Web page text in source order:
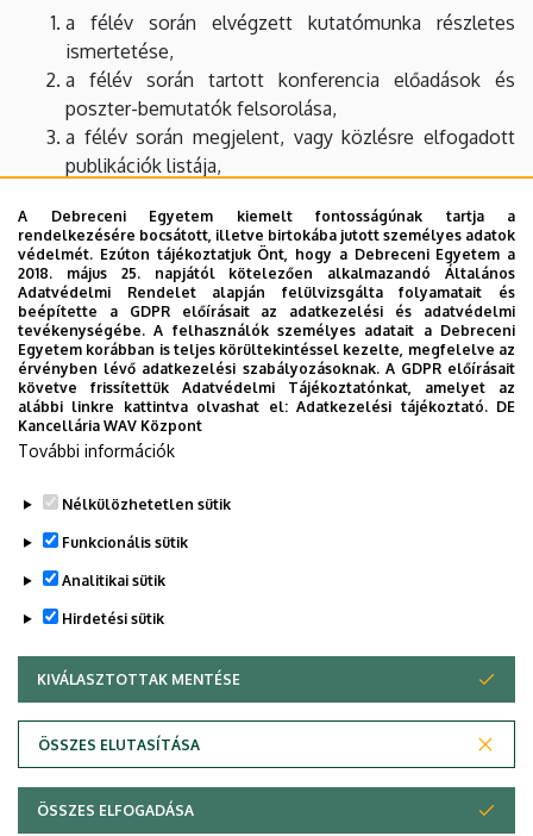
a félév során elvégzett kutatómunka részletes
ismertetése,
a félév során tartott konferencia előadások és
poszter-bemutatók felsorolása,
a félév során megjelent, vagy közlésre elfogadott
publikációk listája,
ismertetése.
A beszámolóra vonatkozó formai követelmények:
A beszámolókat elektronikusan pdf fájlban kell benyújtani
a (PhD hallgató féléves értékelése) formanyomtatvány
alapján. A beszámolókat a hallgatónak alá kell írniuk, tehát
a pdf fájlnak tartalmaznia kell az aláírást is! A beszámoló
hossza két oldalnál nem lehet kevesebb, lehetőség
szerint tartalmazzon kutatási eredményeket bemutató
illusztrációkat is.
Legutóbbi frissítés: 2026. 05. 11. 08:39
Adatvédelem
A Debreceni Egyetem kiemelt fontosságúnak tartja a
rendelkezésére bocsátott, illetve birtokába jutott személyes adatok
védelmét. Ezúton tájékoztatjuk Önt, hogy a Debreceni Egyetem a
2018. május 25. napjától kötelezően alkalmazandó Általános
Adatvédelmi Rendelet alapján felülvizsgálta folyamatait és
beépítette a GDPR előírásait az adatkezelési és adatvédelmi
tevékenységébe. A felhasználók személyes adatait a Debreceni
Egyetem korábban is teljes körültekintéssel kezelte, megfelelve az
érvényben lévő adatkezelési szabályozásoknak. A GDPR előírásait
követve frissítettük Adatvédelmi Tájékoztatónkat, amelyet az
alábbi linkre kattintva olvashat el:Adatkezelési tájékoztató. DE
Kancellária WAV Központ
További információk
Nélkülözhetetlen sütik
Funkcionális sütik
Analitikai sütik
Hirdetési sütik
KIVÁLASZTOTTAK MENTÉSE
ÖSSZES ELUTASÍTÁSA
WITHDRAW CONSENT
ÖSSZES ELFOGADÁSA